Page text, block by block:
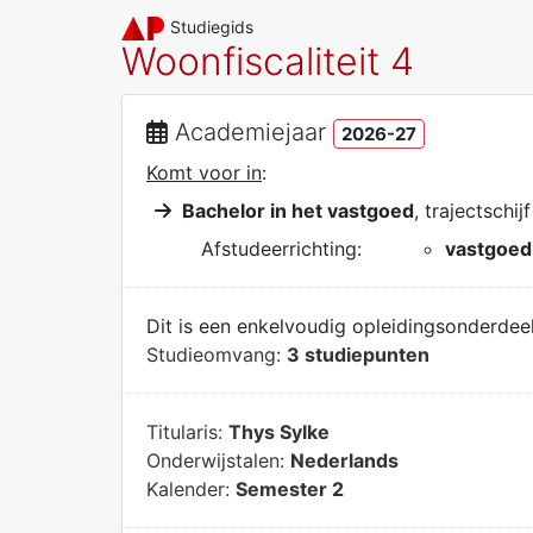
Studiegids
Woonfiscaliteit 4
Academiejaar 2026-27
Komt voor in:
Bachelor in het vastgoed, trajectschijf
Afstudeerrichting:
vastgoed
Dit is een enkelvoudig
Studieomvang: 3 studiepunten
Titularis: Thys Sylke
Onderwijstalen: Nederlands
Kalender: Semester 2